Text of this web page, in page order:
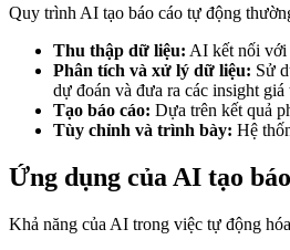
Quy trình AI tạo báo cáo tự động
Thu thập dữ liệu: AI kết nối với
Phân tích và xử lý dữ liệu: Sử
dự đoán và đưa ra các insight giá
Tạo báo cáo: Dựa trên kết quả
Tùy chỉnh và trình bày: Hệ
Ứng dụng của AI tạo
Khả năng của AI trong việc tự động